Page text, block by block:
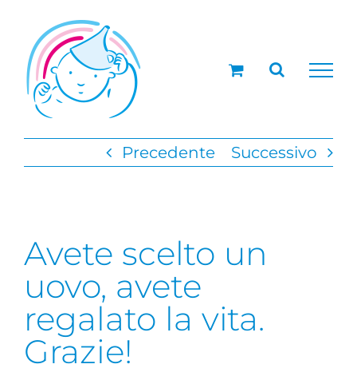
contenuto
Precedente Successivo
Avete scelto un
uovo, avete
regalato la vita.
Grazie!